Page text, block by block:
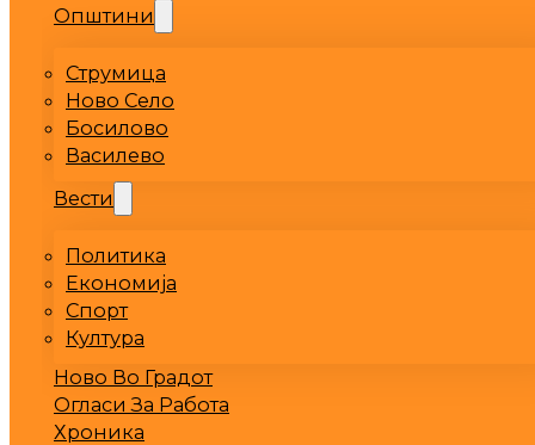
Општини
Струмица
Ново Село
Босилово
Василево
Вести
Политика
Економија
Спорт
Култура
Ново Во Градот
Огласи За Работа
Хроника